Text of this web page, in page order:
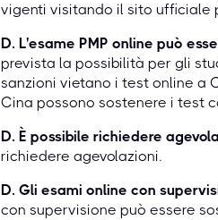
vigenti visitando il sito ufficiale
D. L'esame PMP online può
prevista la possibilità per gli
sanzioni vietano i test online a
Cina possono sostenere i test
D. È possibile richiedere
richiedere agevolazioni.
D. Gli esami online con
con supervisione può essere